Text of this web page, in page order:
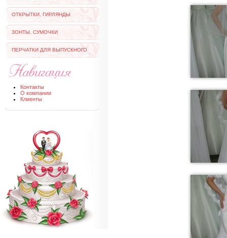
ОТКРЫТКИ, ГИРЛЯНДЫ
ЗОНТЫ, СУМОЧКИ
ПЕРЧАТКИ ДЛЯ ВЫПУСКНОГО
Контакты
О компании
Клиенты